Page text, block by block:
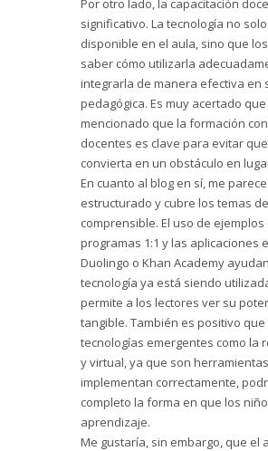
Por otro lado, la capacitación
significativo. La tecnología no
disponible en el aula, sino que
saber cómo utilizarla
integrarla de manera efectiva en
pedagógica. Es muy acertado
mencionado que la formación
docentes es clave para evitar
convierta en un obstáculo en
En cuanto al blog en sí, me
estructurado y cubre los temas
comprensible. El uso de
programas 1:1 y las aplicaciones
Duolingo o Khan Academy
tecnología ya está siendo
permite a los lectores ver su
tangible. También es positivo
tecnologías emergentes como la
y virtual, ya que son
implementan correctamente,
completo la forma en que los
aprendizaje.
Me gustaría, sin embargo, que el